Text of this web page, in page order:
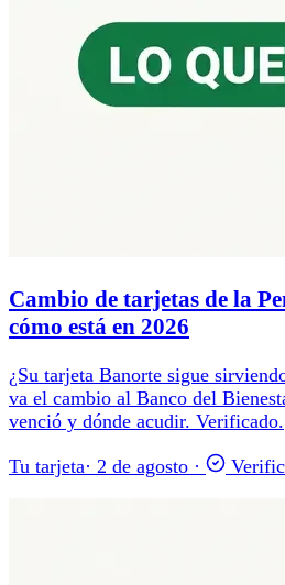
Cambio de tarjetas de la
cómo está en 2026
¿Su tarjeta Banorte sigue
va el cambio al Banco del
venció y dónde acudir. Verificado.
Tu tarjeta· 2 de agosto ·